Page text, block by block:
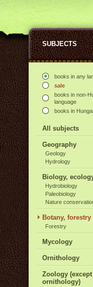
SUBJECTS
books in any
sale
books in non-
language
books in
All subjects
Geography
Geology
Hydrology
Biology,
Hydrobiology
Paleobiology
Nature
Botany, forestry
Forestry
Mycology
Ornithology
Zoology (except
ornithology)